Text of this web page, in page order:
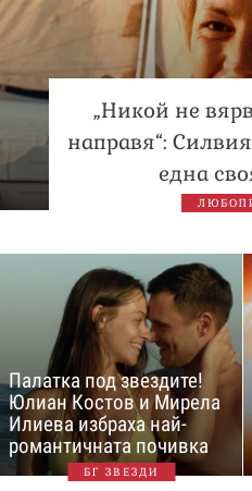
„Никой не
направя“:
една
Палатка под звездите!
Юлиан Костов и Мирела
Илиева избраха най-
романтичната почивка
БГ ЗВЕЗДИ